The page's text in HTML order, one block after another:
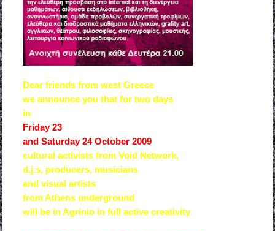
Dear friends from west Greece
we announce you that for two days
in
Friday 23
and Saturday 24 October 2009
cultural activists from Void Network,
d.j.s, producers, musicians
and visual artists
from Athens underground
will be in Agrinio in full active creativity